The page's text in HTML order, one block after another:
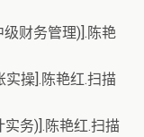
财务管理)].陈艳
操].陈艳红.扫描
务)].陈艳红.扫描